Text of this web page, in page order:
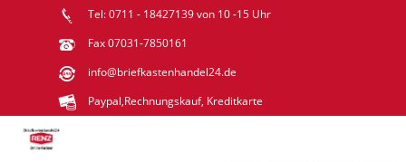
Tel: 0711 - 18427139 von 10 -15 Uhr
Fax 07031-7850161
info@briefkastenhandel24.de
Paypal,Rechnungskauf, Kreditkarte